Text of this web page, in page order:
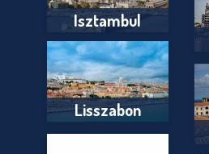
Isztambul
Lisszabon